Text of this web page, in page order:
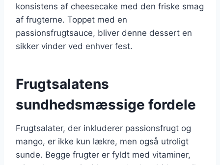
konsistens af cheesecake med den friske smag
af frugterne. Toppet med en
passionsfrugtsauce, bliver denne dessert en
sikker vinder ved enhver fest.
Frugtsalatens
sundhedsmæssige fordele
Frugtsalater, der inkluderer passionsfrugt og
mango, er ikke kun lækre, men også utroligt
sunde. Begge frugter er fyldt med vitaminer,